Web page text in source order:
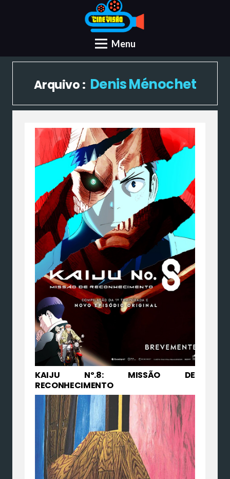
Menu
Arquivo : Denis Ménochet
KAIJU Nº.8: MISSÃO DE
RECONHECIMENTO